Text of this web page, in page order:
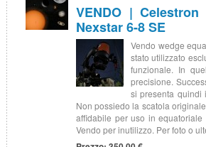
VENDO |
Nexstar 6-8 SE
Vendo wedge
stato utilizzato
funzionale. In
precisione.
si presenta quindi
Non possiedo la scatola
affidabile per uso in
Vendo per inutilizzo. Per foto o